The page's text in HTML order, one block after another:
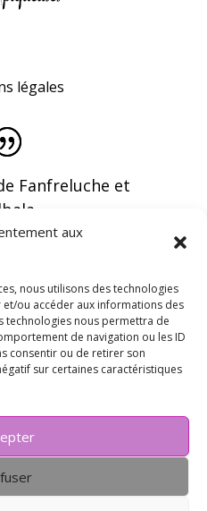
aux
nous utilisons des technologies
ou accéder aux informations des
technologies nous permettra de
de navigation ou les ID
consentir ou de retirer son
sur certaines caractéristiques
légales
Fanfreluche et
les dernières infos en
notre newsletter